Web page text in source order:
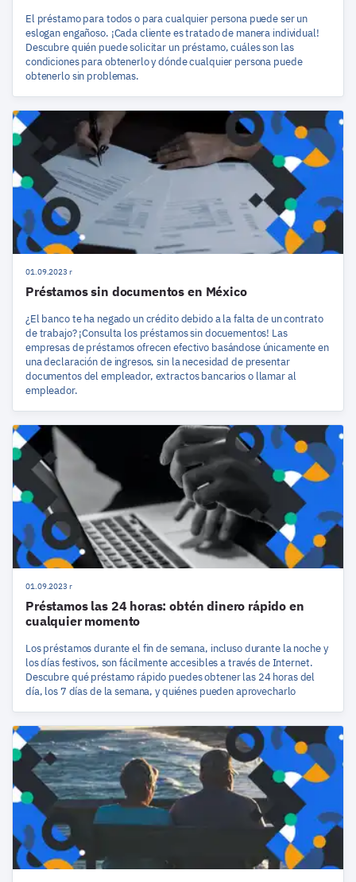
El préstamo para todos o para cualquier persona puede ser un
eslogan engañoso. ¡Cada cliente es tratado de manera individual!
Descubre quién puede solicitar un préstamo, cuáles son las
condiciones para obtenerlo y dónde cualquier persona puede
obtenerlo sin problemas.
01.09.2023 r
Préstamos sin documentos en México
¿El banco te ha negado un crédito debido a la falta de un contrato
de trabajo? ¡Consulta los préstamos sin docuementos! Las
empresas de préstamos ofrecen efectivo basándose únicamente en
una declaración de ingresos, sin la necesidad de presentar
documentos del empleador, extractos bancarios o llamar al
empleador.
01.09.2023 r
Préstamos las 24 horas: obtén dinero rápido en
cualquier momento
Los préstamos durante el fin de semana, incluso durante la noche y
los días festivos, son fácilmente accesibles a través de Internet.
Descubre qué préstamo rápido puedes obtener las 24 horas del
día, los 7 días de la semana, y quiénes pueden aprovecharlo